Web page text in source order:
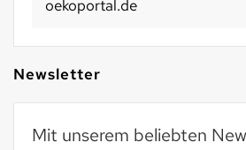
oekoportal.de
Newsletter
Mit unserem beliebten